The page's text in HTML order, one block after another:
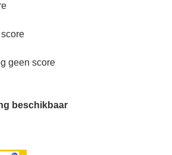
geen score
beschikbaar